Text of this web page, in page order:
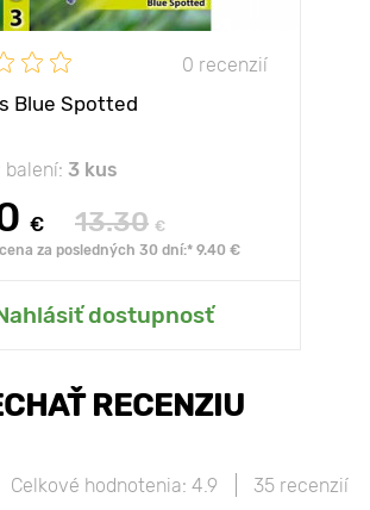
0 recenzií
Blue Spotted
balení: 3 kus
€ 13.30 €
za posledných 30 dní:* 9.40 €
dostupnosť
RECENZIU
Celkové hodnotenia: 4.9 35 recenzií